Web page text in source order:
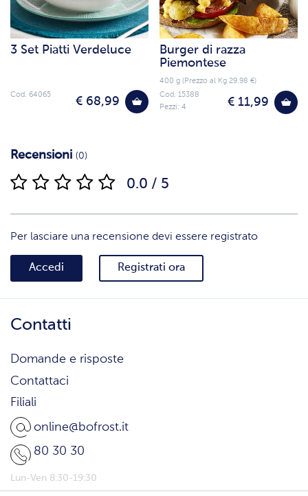
3 Set Piatti Verdeluce
€ 68,99
Cod. 64065
Burger di razza
Piemontese
400 g (Prezzo al Kg 29.98 €)
€ 11,99
Cod. 15388
Pezzi: 4
Recensioni (0)
0.0 / 5
Per lasciare una recensione devi essere registrato
Accedi Registrati ora
Contatti
Domande e risposte
Contattaci
Filiali
online@bofrost.it
80 30 30
Lun-Ven 8:30-19:30